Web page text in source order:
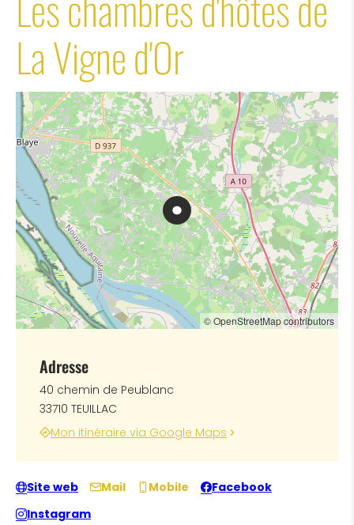
La Vigne d'Or
© OpenStreetMap contributors
Adresse
40 chemin de Peublanc
33710 TEUILLAC
Mon itinéraire via Google Maps
Site web Mail Mobile
Facebook
Instagram